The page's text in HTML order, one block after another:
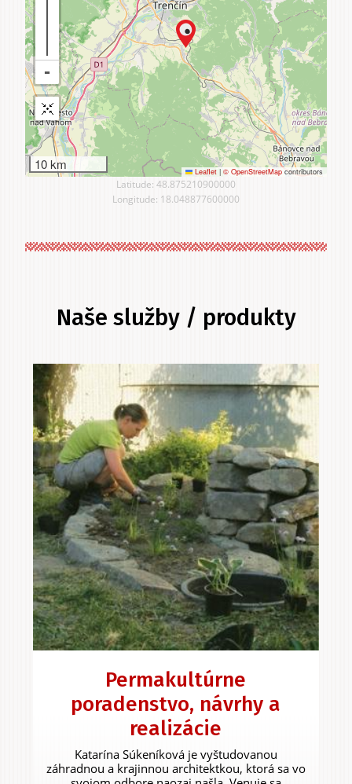
10 km Leaflet | © OpenStreetMap contributors
Latitude: 48.875210900000
Longitude: 18.048877600000
Naše služby / produkty
Permakultúrne
poradenstvo, návrhy a
realizácie
Katarína Súkeníková je vyštudovanou
záhradnou a krajinnou architektkou, ktorá sa vo